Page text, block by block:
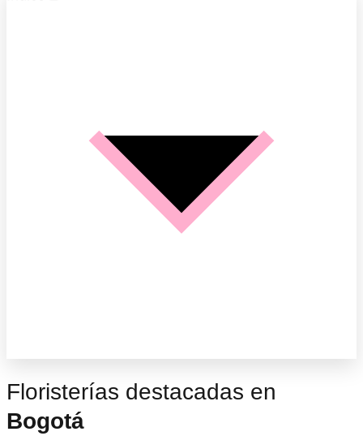
Floristerías destacadas en
Bogotá